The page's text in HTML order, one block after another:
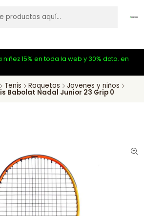
15% en toda la web y 30% dcto. en
Tenis Raquetas Jovenes y niños
Babolat Nadal Junior 23 Grip 0